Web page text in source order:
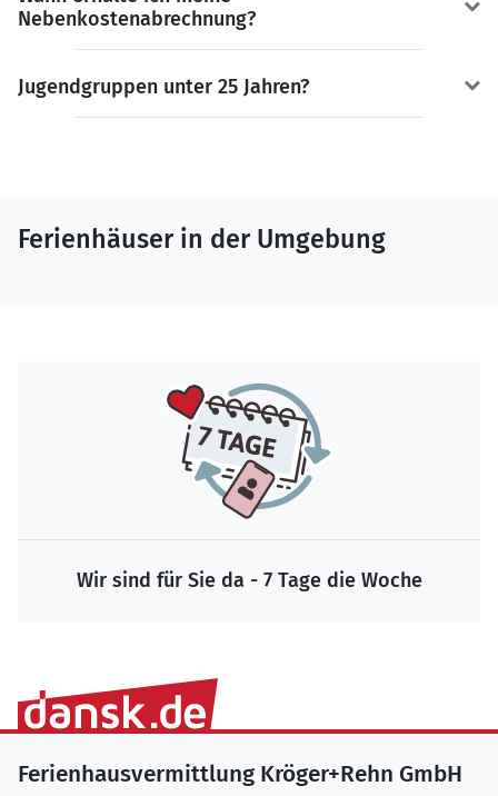
Nebenkostenabrechnung?
Jugendgruppen unter 25 Jahren?
Ferienhäuser in der Umgebung
Wir sind für Sie da - 7 Tage die Woche
Ferienhausvermittlung Kröger+Rehn GmbH